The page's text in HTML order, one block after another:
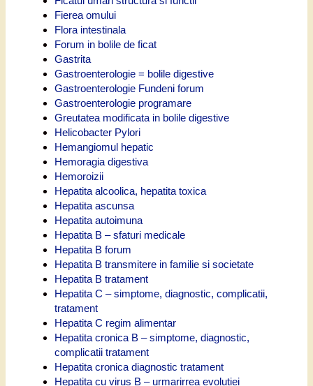
Fierea omului
Flora intestinala
Forum in bolile de ficat
Gastrita
Gastroenterologie = bolile digestive
Gastroenterologie Fundeni forum
Gastroenterologie programare
Greutatea modificata in bolile digestive
Helicobacter Pylori
Hemangiomul hepatic
Hemoragia digestiva
Hemoroizii
Hepatita alcoolica, hepatita toxica
Hepatita ascunsa
Hepatita autoimuna
Hepatita B – sfaturi medicale
Hepatita B forum
Hepatita B transmitere in familie si societate
Hepatita B tratament
Hepatita C – simptome, diagnostic, complicatii,
tratament
Hepatita C regim alimentar
Hepatita cronica B – simptome, diagnostic,
complicatii tratament
Hepatita cronica diagnostic tratament
Hepatita cu virus B – urmarirrea evolutiei